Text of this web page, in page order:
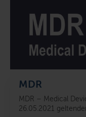
MDR
MDR – Medical
26.05.2021